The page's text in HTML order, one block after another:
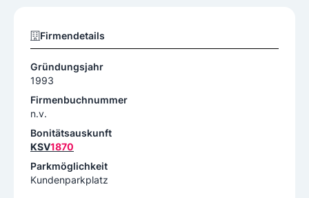
Firmendetails
Gründungsjahr
1993
Firmenbuchnummer
n.v.
Bonitätsauskunft
KSV1870
Parkmöglichkeit
Kundenparkplatz